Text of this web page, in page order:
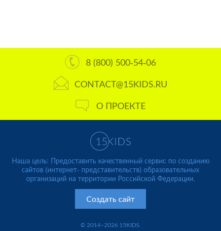
8 (800) 500-54-06
CONTACT@15KIDS.RU
О ПРОЕКТЕ
Наша цель: Предоставить качественный сервис по созданию
сайтов (интернет- представительств) образовательных
организаций на территории Российской Федерации.
Создать сайт
© 2014–2026 15KIDS.